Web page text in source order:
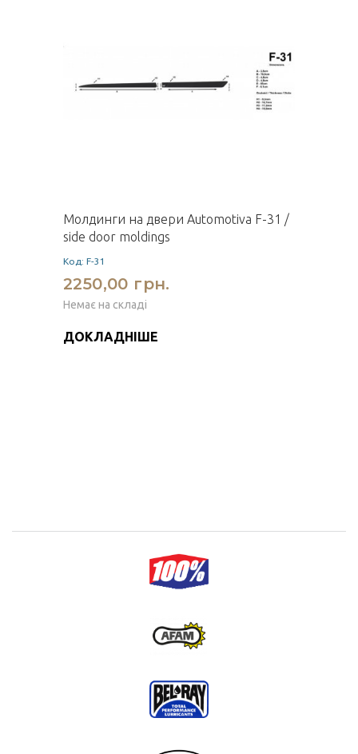
Молдинги на двери Automotiva F-31 /
side door moldings
Код: F-31
2250,00 грн.
Немає на складі
ДОКЛАДНІШЕ